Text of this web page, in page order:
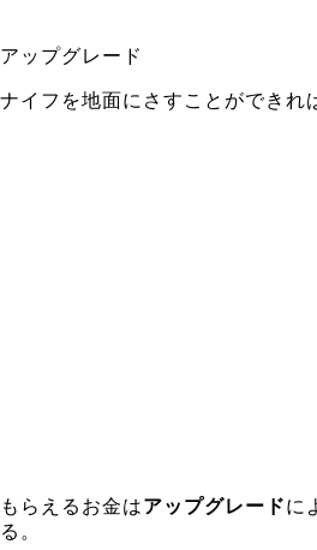
アップグレード
ナイフを地面にさすことができれ
もらえるお金はアップグレードに
る。